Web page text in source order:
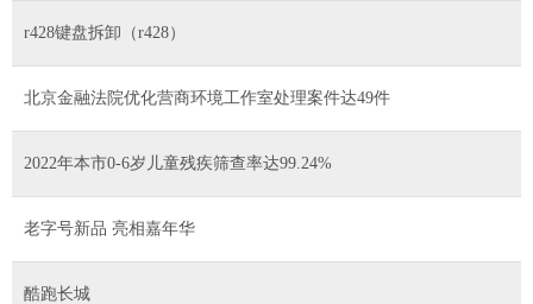
r428键盘拆卸（r428）
北京金融法院优化营商环境工作室处理案件达49件
2022年本市0-6岁儿童残疾筛查率达99.24%
老字号新品 亮相嘉年华
酷跑长城